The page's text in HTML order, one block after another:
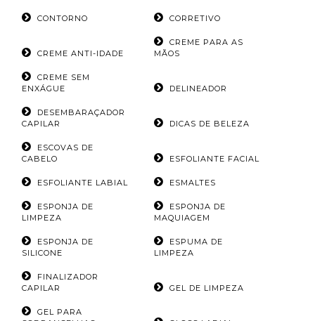
CONTORNO CORRETIVO
CREME ANTI-IDADE
CREME PARA AS
MÃOS
CREME SEM
ENXÁGUE
DELINEADOR
DESEMBARAÇADOR
CAPILAR
DICAS DE BELEZA
ESCOVAS DE
CABELO
ESFOLIANTE FACIAL
ESFOLIANTE LABIAL ESMALTES
ESPONJA DE
LIMPEZA
ESPONJA DE
MAQUIAGEM
ESPONJA DE
SILICONE
ESPUMA DE
LIMPEZA
FINALIZADOR
CAPILAR
GEL DE LIMPEZA
GEL PARA